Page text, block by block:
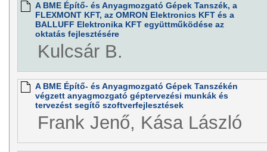
A BME Építő- és Anyagmozgató Gépek Tanszék, a
FLEXMONT KFT, az OMRON Elektronics KFT és a
BALLUFF Elektronika KFT együttműködése az
oktatás fejlesztésére
Kulcsár B.
A BME Építő- és Anyagmozgató Gépek Tanszékén
végzett anyagmozgató géptervezési munkák és
tervezést segítő szoftverfejlesztések
Frank Jenő, Kása László